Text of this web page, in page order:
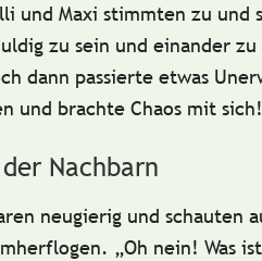
und Maxi stimmten zu und
zu sein und einander
dann passierte etwas
und brachte Chaos mit sich!
Nachbarn
neugierig und schauten
„Oh nein! Was